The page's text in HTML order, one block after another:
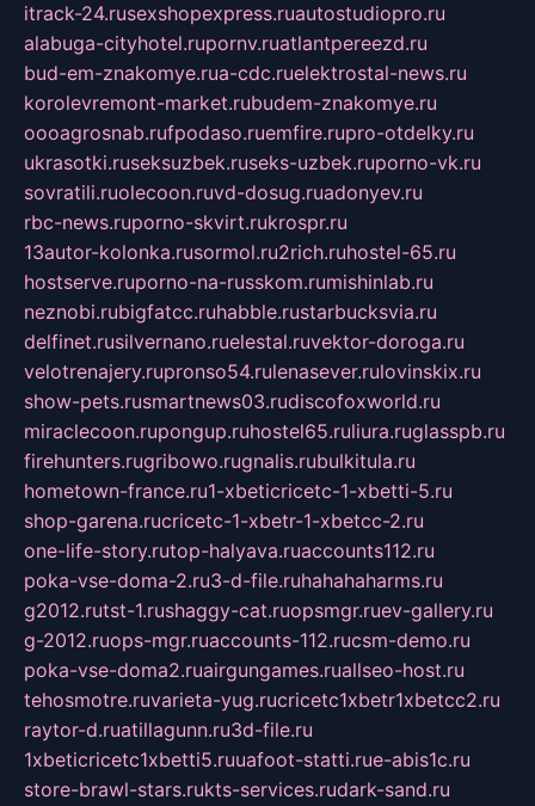
itrack-24.rusexshopexpress.ruautostudiopro.ru
alabuga-cityhotel.rupornv.ruatlantpereezd.ru
bud-em-znakomye.rua-cdc.ruelektrostal-news.ru
korolevremont-market.rubudem-znakomye.ru
oooagrosnab.rufpodaso.ruemfire.rupro-otdelky.ru
ukrasotki.ruseksuzbek.ruseks-uzbek.ruporno-vk.ru
sovratili.ruolecoon.ruvd-dosug.ruadonyev.ru
rbc-news.ruporno-skvirt.rukrospr.ru
13autor-kolonka.rusormol.ru2rich.ruhostel-65.ru
hostserve.ruporno-na-russkom.rumishinlab.ru
neznobi.rubigfatcc.ruhabble.rustarbucksvia.ru
delfinet.rusilvernano.ruelestal.ruvektor-doroga.ru
velotrenajery.rupronso54.rulenasever.rulovinskix.ru
show-pets.rusmartnews03.rudiscofoxworld.ru
miraclecoon.rupongup.ruhostel65.ruliura.ruglasspb.ru
firehunters.rugribowo.rugnalis.rubulkitula.ru
hometown-france.ru1-xbeticricetc-1-xbetti-5.ru
shop-garena.rucricetc-1-xbetr-1-xbetcc-2.ru
one-life-story.rutop-halyava.ruaccounts112.ru
poka-vse-doma-2.ru3-d-file.ruhahahaharms.ru
g2012.rutst-1.rushaggy-cat.ruopsmgr.ruev-gallery.ru
g-2012.ruops-mgr.ruaccounts-112.rucsm-demo.ru
poka-vse-doma2.ruairgungames.ruallseo-host.ru
tehosmotre.ruvarieta-yug.rucricetc1xbetr1xbetcc2.ru
raytor-d.ruatillagunn.ru3d-file.ru
1xbeticricetc1xbetti5.ruuafoot-statti.rue-abis1c.ru
store-brawl-stars.rukts-services.rudark-sand.ru